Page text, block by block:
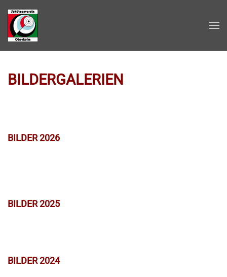
Zum Hauptinhalt springen
BILDERGALERIEN
BILDER 2026
BILDER 2025
BILDER 2024